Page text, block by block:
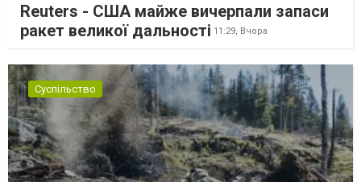
Reuters - США майже вичерпали запаси
ракет великої дальності 11:29, Вчора
Суспільство